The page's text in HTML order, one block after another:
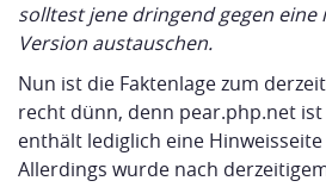
solltest jene dringend gegen eine
Version austauschen.
Nun ist die Faktenlage zum
recht dünn, denn pear.php.net
enthält lediglich eine
Allerdings wurde nach